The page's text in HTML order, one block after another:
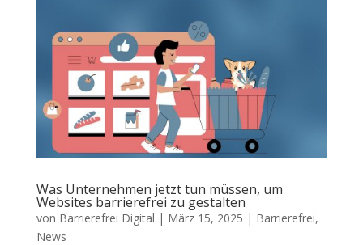
Was Unternehmen jetzt tun müssen, um
Websites barrierefrei zu gestalten
von Barrierefrei Digital | März 15, 2025 | Barrierefrei,
News